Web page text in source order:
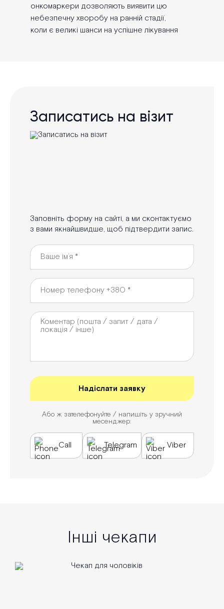
онкомаркери дозволяють виявити цю
небезпечну хворобу на ранній стадії,
коли є великі шанси на успішне лікування
Записатись на візит
Заповніть форму на сайті, а ми сконтактуємо
з вами якнайшвидше, щоб підтвердити запис.
Або ж зателефонуйте / напишіть у зручний
месенджер:
Call Telegram Viber
Інші чекапи